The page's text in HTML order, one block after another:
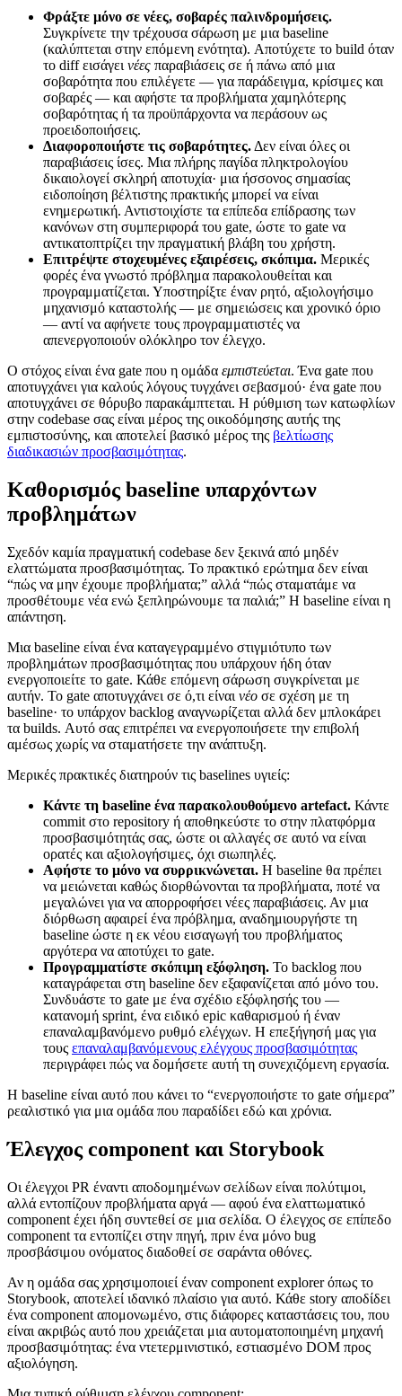
Φράξτε μόνο σε νέες, σοβαρές παλινδρομήσεις.
Συγκρίνετε την τρέχουσα σάρωση με μια baseline
(καλύπτεται στην επόμενη ενότητα). Αποτύχετε το build όταν
το diff εισάγει νέες παραβιάσεις σε ή πάνω από μια
σοβαρότητα που επιλέγετε — για παράδειγμα, κρίσιμες και
σοβαρές — και αφήστε τα προβλήματα χαμηλότερης
σοβαρότητας ή τα προϋπάρχοντα να περάσουν ως
προειδοποιήσεις.
Διαφοροποιήστε τις σοβαρότητες. Δεν είναι όλες οι
παραβιάσεις ίσες. Μια πλήρης παγίδα πληκτρολογίου
δικαιολογεί σκληρή αποτυχία· μια ήσσονος σημασίας
ειδοποίηση βέλτιστης πρακτικής μπορεί να είναι
ενημερωτική. Αντιστοιχίστε τα επίπεδα επίδρασης των
κανόνων στη συμπεριφορά του gate, ώστε το gate να
αντικατοπτρίζει την πραγματική βλάβη του χρήστη.
Επιτρέψτε στοχευμένες εξαιρέσεις, σκόπιμα. Μερικές
φορές ένα γνωστό πρόβλημα παρακολουθείται και
προγραμματίζεται. Υποστηρίξτε έναν ρητό, αξιολογήσιμο
μηχανισμό καταστολής — με σημειώσεις και χρονικό όριο
— αντί να αφήνετε τους προγραμματιστές να
απενεργοποιούν ολόκληρο τον έλεγχο.
Ο στόχος είναι ένα gate που η ομάδα εμπιστεύεται. Ένα gate που
αποτυγχάνει για καλούς λόγους τυγχάνει σεβασμού· ένα gate που
αποτυγχάνει σε θόρυβο παρακάμπτεται. Η ρύθμιση των κατωφλίων
στην codebase σας είναι μέρος της οικοδόμησης αυτής της
εμπιστοσύνης, και αποτελεί βασικό μέρος της βελτίωσης
διαδικασιών προσβασιμότητας.
Καθορισμός baseline υπαρχόντων
προβλημάτων
Σχεδόν καμία πραγματική codebase δεν ξεκινά από μηδέν
ελαττώματα προσβασιμότητας. Το πρακτικό ερώτημα δεν είναι
“πώς να μην έχουμε προβλήματα;” αλλά “πώς σταματάμε να
προσθέτουμε νέα ενώ ξεπληρώνουμε τα παλιά;” Η baseline είναι η
απάντηση.
Μια baseline είναι ένα καταγεγραμμένο στιγμιότυπο των
προβλημάτων προσβασιμότητας που υπάρχουν ήδη όταν
ενεργοποιείτε το gate. Κάθε επόμενη σάρωση συγκρίνεται με
αυτήν. Το gate αποτυγχάνει σε ό,τι είναι νέο σε σχέση με τη
baseline· το υπάρχον backlog αναγνωρίζεται αλλά δεν μπλοκάρει
τα builds. Αυτό σας επιτρέπει να ενεργοποιήσετε την επιβολή
αμέσως χωρίς να σταματήσετε την ανάπτυξη.
Μερικές πρακτικές διατηρούν τις baselines υγιείς:
Κάντε τη baseline ένα παρακολουθούμενο artefact. Κάντε
commit στο repository ή αποθηκεύστε το στην πλατφόρμα
προσβασιμότητάς σας, ώστε οι αλλαγές σε αυτό να είναι
ορατές και αξιολογήσιμες, όχι σιωπηλές.
Αφήστε το μόνο να συρρικνώνεται. Η baseline θα πρέπει
να μειώνεται καθώς διορθώνονται τα προβλήματα, ποτέ να
μεγαλώνει για να απορροφήσει νέες παραβιάσεις. Αν μια
διόρθωση αφαιρεί ένα πρόβλημα, αναδημιουργήστε τη
baseline ώστε η εκ νέου εισαγωγή του προβλήματος
αργότερα να αποτύχει το gate.
Προγραμματίστε σκόπιμη εξόφληση. Το backlog που
καταγράφεται στη baseline δεν εξαφανίζεται από μόνο του.
Συνδυάστε το gate με ένα σχέδιο εξόφλησής του —
κατανομή sprint, ένα ειδικό epic καθαρισμού ή έναν
επαναλαμβανόμενο ρυθμό ελέγχων. Η επεξήγησή μας για
τους επαναλαμβανόμενους ελέγχους προσβασιμότητας
περιγράφει πώς να δομήσετε αυτή τη συνεχιζόμενη εργασία.
Η baseline είναι αυτό που κάνει το “ενεργοποιήστε το gate σήμερα”
ρεαλιστικό για μια ομάδα που παραδίδει εδώ και χρόνια.
Έλεγχος component και Storybook
Οι έλεγχοι PR έναντι αποδομημένων σελίδων είναι πολύτιμοι,
αλλά εντοπίζουν προβλήματα αργά — αφού ένα ελαττωματικό
component έχει ήδη συντεθεί σε μια σελίδα. Ο έλεγχος σε επίπεδο
component τα εντοπίζει στην πηγή, πριν ένα μόνο bug
προσβάσιμου ονόματος διαδοθεί σε σαράντα οθόνες.
Αν η ομάδα σας χρησιμοποιεί έναν component explorer όπως το
Storybook, αποτελεί ιδανικό πλαίσιο για αυτό. Κάθε story αποδίδει
ένα component απομονωμένο, στις διάφορες καταστάσεις του, που
είναι ακριβώς αυτό που χρειάζεται μια αυτοματοποιημένη μηχανή
προσβασιμότητας: ένα ντετερμινιστικό, εστιασμένο DOM προς
αξιολόγηση.